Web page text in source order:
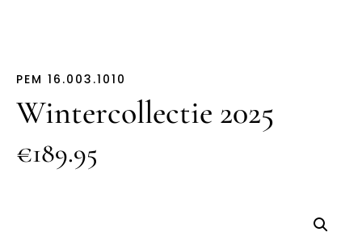
PEM 16.003.1010
Wintercollectie 2025
€189.95